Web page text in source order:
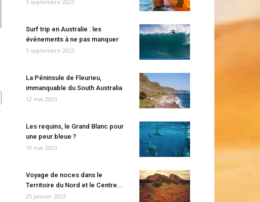
5 septembre 2023
Surf trip en Australie : les
événements à ne pas manquer
5 septembre 2023
La Péninsule de Fleurieu,
immanquable du South Australia
12 mai 2023
Les requins, le Grand Blanc pour
une peur bleue ?
10 mai 2023
Voyage de noces dans le
Territoire du Nord et le Centre...
25 janvier 2023